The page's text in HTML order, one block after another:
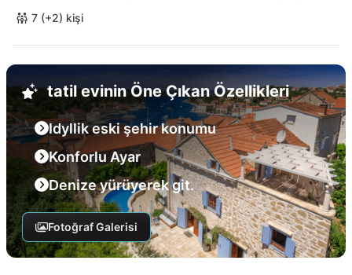
7 (+2) kişi
tatil evinin Öne Çıkan Özellikleri
Idyllik eski şehir konumu
Konforlu Ayar
Denize yürüyerek git.
Fotoğraf Galerisi